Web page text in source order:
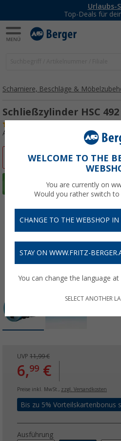
-20% auf
Mit dem
Scharniere, Beschläge &
Schließzylinder HSC 492
Art.-Nr.: 103500492
UVP 11,99 €
6,99 €
Preise inkl. MwSt., zzgl. Versandkosten
Bis zu 5% Vorteilskartenbonus
Ausführung
WELCOME TO THE
You are currently on
Would you rather switch to
CHANGE TO THE WEBSHOP IN
STAY ON WWW.FRITZ-
You can change the language
SELECT ANOTHER